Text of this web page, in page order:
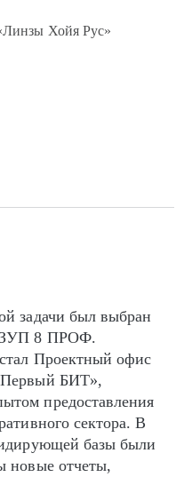
Хойя Рус»
задачи был выбран
8 ПРОФ.
Проектный офис
БИТ»,
предоставления
сектора. В
базы были
новые отчеты,